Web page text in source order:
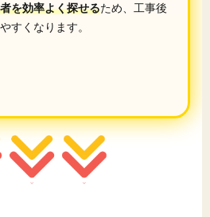
を効率よく探せるため、工事後
すくなります。